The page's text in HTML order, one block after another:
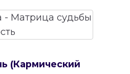
(Кармический